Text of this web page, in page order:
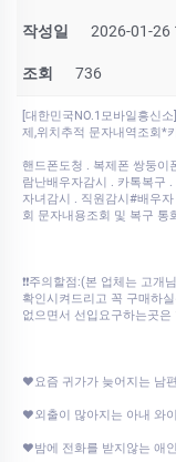
작성일 2026-01-26
조회 736
[대한민국NO.1모바일흥신
제,위치추적 문자내역조회*
핸드폰도청 . 복제폰 쌍둥
람난배우자감시 . 카톡복구
자녀감시 . 직원감시#배우
회 문자내용조회 및 복구 통
❗❗주의할점:(본 업체는 고
확인시켜드리고 꼭 구매하
없으면서 선입요구하는곳은
♥요즘 귀가가 늦어지는 남
♥외출이 많아지는 아내 와
♥밤에 전화를 받지않는 애